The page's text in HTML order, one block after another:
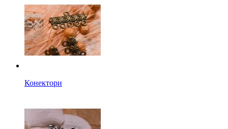
Конектори